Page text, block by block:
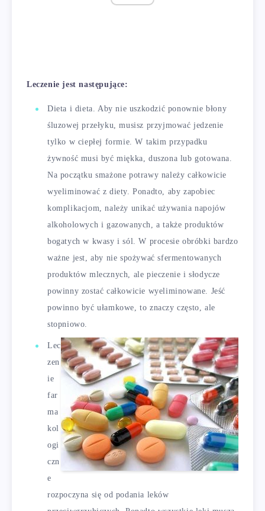
Leczenie jest następujące:
Dieta i dieta. Aby nie uszkodzić ponownie błony
śluzowej przełyku, musisz przyjmować jedzenie
tylko w ciepłej formie. W takim przypadku
żywność musi być miękka, duszona lub gotowana.
Na początku smażone potrawy należy całkowicie
wyeliminować z diety. Ponadto, aby zapobiec
komplikacjom, należy unikać używania napojów
alkoholowych i gazowanych, a także produktów
bogatych w kwasy i sól. W procesie obróbki bardzo
ważne jest, aby nie spożywać sfermentowanych
produktów mlecznych, ale pieczenie i słodycze
powinny zostać całkowicie wyeliminowane. Jeść
powinno być ułamkowe, to znaczy często, ale
stopniowo.
Lec
zen
ie
far
ma
kol
ogi
czn
e
rozpoczyna się od podania leków